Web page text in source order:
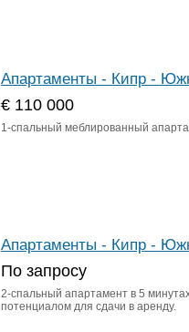
Апартаменты - Кипр -
€ 110 000
1-спальный меблированный
Апартаменты - Кипр -
По запросу
2-спальный апартамент в 5
потенциалом для сдачи в аренду.